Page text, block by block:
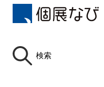
検索